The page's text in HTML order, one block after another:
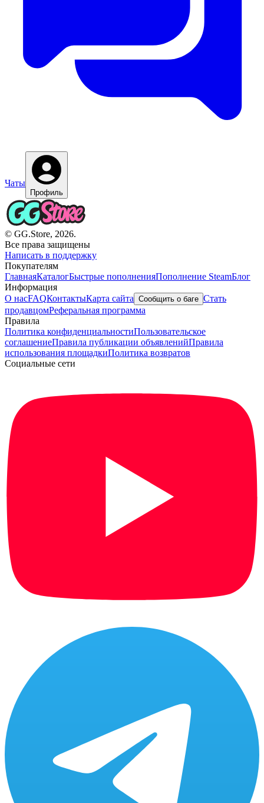
Чаты
Профиль
© GG.Store, 2026.
Все права защищены
Написать в поддержку
Покупателям
ГлавнаяКаталогБыстрые пополненияПополнение SteamБлог
Информация
О насFAQКонтактыКарта сайта Сообщить о баге Стать
продавцомРеферальная программа
Правила
Политика конфиденциальностиПользовательское
соглашениеПравила публикации объявленийПравила
использования площадкиПолитика возвратов
Социальные сети